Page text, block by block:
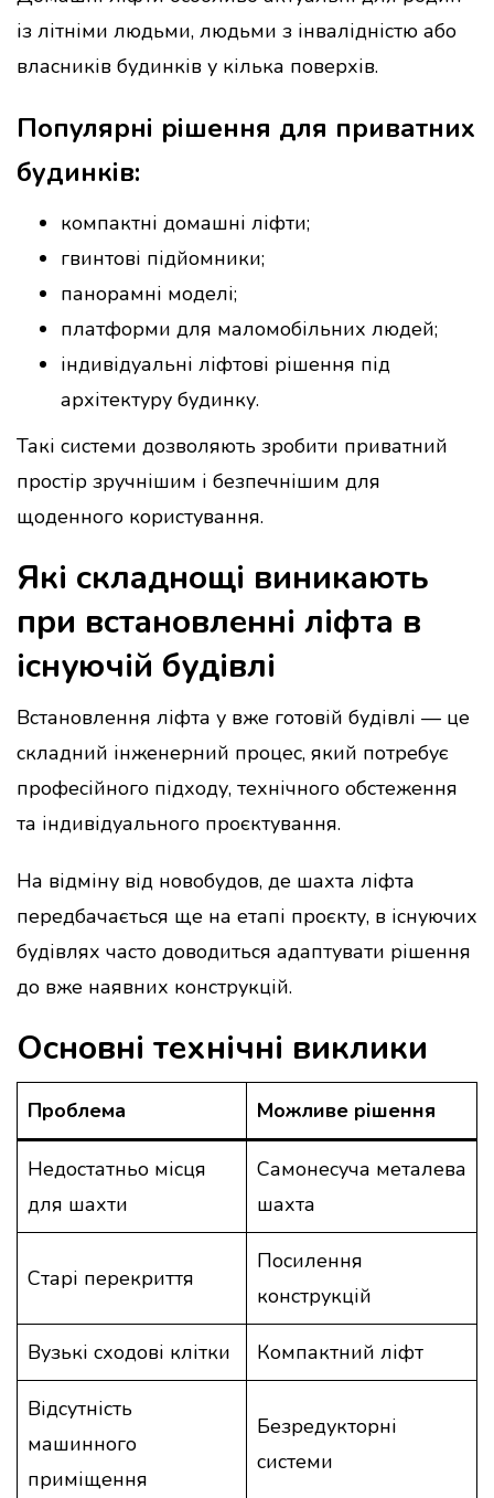
із літніми людьми, людьми з інвалідністю або
власників будинків у кілька поверхів.
Популярні рішення для приватних
будинків:
компактні домашні ліфти;
гвинтові підйомники;
панорамні моделі;
платформи для маломобільних людей;
індивідуальні ліфтові рішення під
архітектуру будинку.
Такі системи дозволяють зробити приватний
простір зручнішим і безпечнішим для
щоденного користування.
Які складнощі виникають
при встановленні ліфта в
існуючій будівлі
Встановлення ліфта у вже готовій будівлі — це
складний інженерний процес, який потребує
професійного підходу, технічного обстеження
та індивідуального проєктування.
На відміну від новобудов, де шахта ліфта
передбачається ще на етапі проєкту, в існуючих
будівлях часто доводиться адаптувати рішення
до вже наявних конструкцій.
Основні технічні виклики
Проблема Можливе рішення
Недостатньо місця
для шахти
Самонесуча металева
шахта
Старі перекриття
Посилення
конструкцій
Вузькі сходові клітки Компактний ліфт
Відсутність
машинного
приміщення
Безредукторні
системи